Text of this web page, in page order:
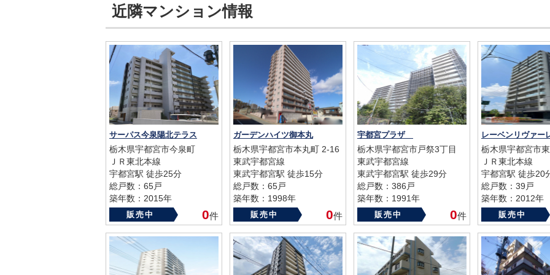
近隣マンション情報
サーパス今泉陽北テラス
栃木県宇都宮市今泉町
ＪＲ東北本線
宇都宮駅 徒歩25分
総戸数：65戸
築年数：2015年
販売中 0件
ガーデンハイツ御本丸
栃木県宇都宮市本丸町 2-16
東武宇都宮線
東武宇都宮駅 徒歩15分
総戸数：65戸
築年数：1998年
販売中 0件
宇都宮プラザ
栃木県宇都宮市戸祭3丁目
東武宇都宮線
東武宇都宮駅 徒歩29分
総戸数：386戸
築年数：1991年
販売中 0件
栃木県宇都宮市
ＪＲ東北本線
宇都宮駅 徒歩20
総戸数：39戸
築年数：2012年
販売中